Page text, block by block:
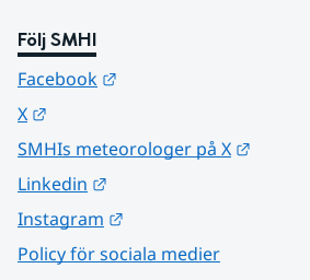
Följ SMHI
Facebook
X
SMHIs meteorologer på X
Linkedin
Instagram
Policy för sociala medier